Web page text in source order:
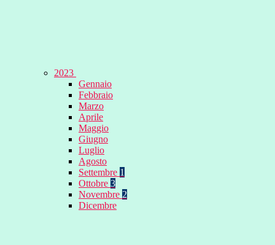
2023
Gennaio
Febbraio
Marzo
Aprile
Maggio
Giugno
Luglio
Agosto
Settembre 1
Ottobre 3
Novembre 2
Dicembre